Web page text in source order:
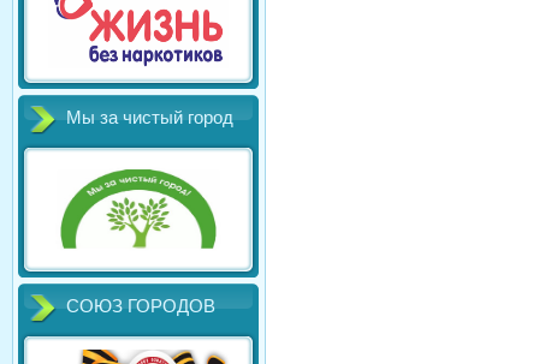
Мы за чистый город
СОЮЗ ГОРОДОВ